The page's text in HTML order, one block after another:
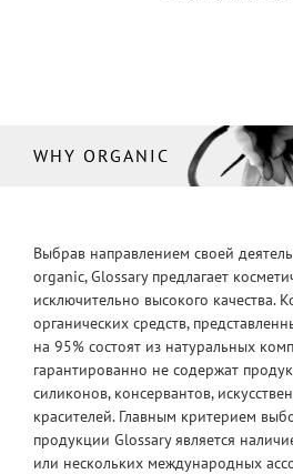
WHY ORGANIC
Выбрав направлением своей
organic, Glossary предлагает
исключительно высокого качества.
органических средств,
на 95% состоят из натуральных
гарантированно не содержат
силиконов, консервантов,
красителей. Главным критерием
продукции Glossary является
или нескольких международных